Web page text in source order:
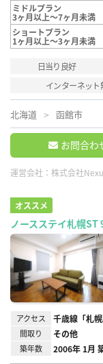
ミドルプラン
3ヶ月以上～7ヶ月未満
ショートプラン
1ヶ月以上～3ヶ月未満
日当り良好
インターネット
北海道 函館市
お問合わ
運営会社： 株式会社
オススメ
ノースステイ札幌
アクセス 千歳線「札
間取り その他
築年数 2006年 1月